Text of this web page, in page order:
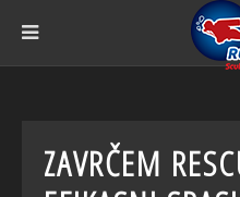
ZAVRČEM